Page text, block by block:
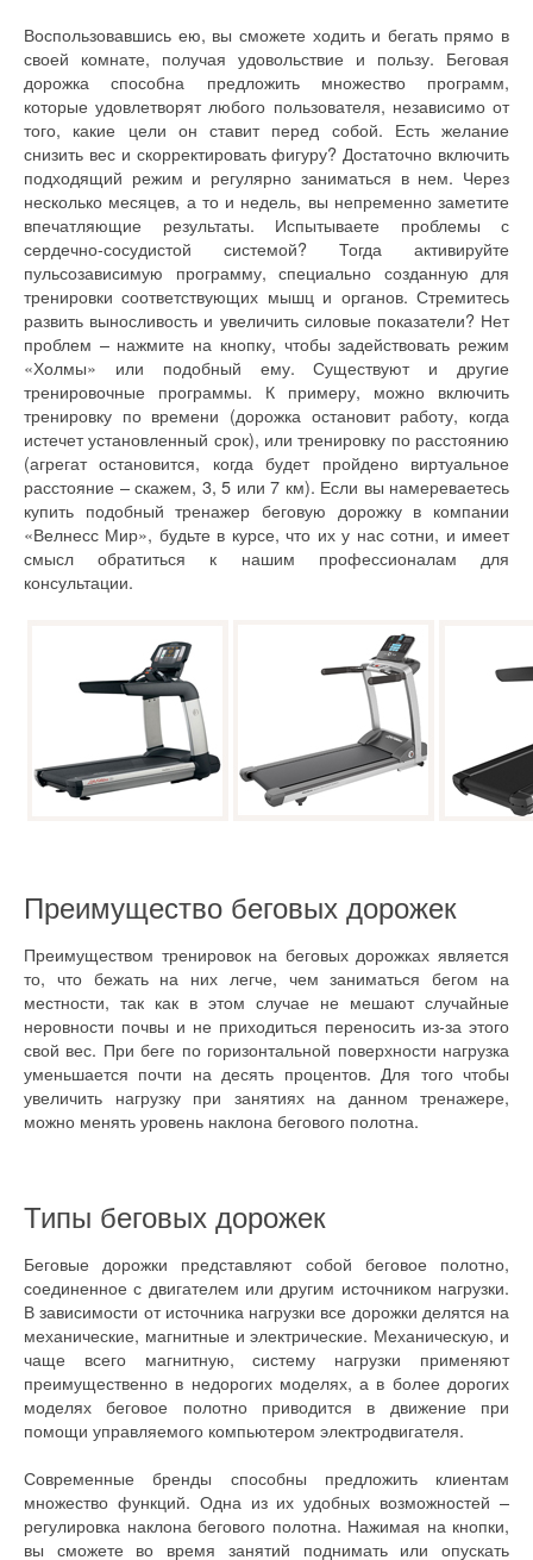
Воспользовавшись ею, вы сможете ходить и бегать прямо в
своей комнате, получая удовольствие и пользу. Беговая
дорожка способна предложить множество программ,
которые удовлетворят любого пользователя, независимо от
того, какие цели он ставит перед собой. Есть желание
снизить вес и скорректировать фигуру? Достаточно включить
подходящий режим и регулярно заниматься в нем. Через
несколько месяцев, а то и недель, вы непременно заметите
впечатляющие результаты. Испытываете проблемы с
сердечно-сосудистой системой? Тогда активируйте
пульсозависимую программу, специально созданную для
тренировки соответствующих мышц и органов. Стремитесь
развить выносливость и увеличить силовые показатели? Нет
проблем – нажмите на кнопку, чтобы задействовать режим
«Холмы» или подобный ему. Существуют и другие
тренировочные программы. К примеру, можно включить
тренировку по времени (дорожка остановит работу, когда
истечет установленный срок), или тренировку по расстоянию
(агрегат остановится, когда будет пройдено виртуальное
расстояние – скажем, 3, 5 или 7 км). Если вы намереваетесь
купить подобный тренажер беговую дорожку в компании
«Велнесс Мир», будьте в курсе, что их у нас сотни, и имеет
смысл обратиться к нашим профессионалам для
консультации.
Преимущество беговых дорожек
Преимуществом тренировок на беговых дорожках является
то, что бежать на них легче, чем заниматься бегом на
местности, так как в этом случае не мешают случайные
неровности почвы и не приходиться переносить из-за этого
свой вес. При беге по горизонтальной поверхности нагрузка
уменьшается почти на десять процентов. Для того чтобы
увеличить нагрузку при занятиях на данном тренажере,
можно менять уровень наклона бегового полотна.
Типы беговых дорожек
Беговые дорожки представляют собой беговое полотно,
соединенное с двигателем или другим источником нагрузки.
В зависимости от источника нагрузки все дорожки делятся на
механические, магнитные и электрические. Механическую, и
чаще всего магнитную, систему нагрузки применяют
преимущественно в недорогих моделях, а в более дорогих
моделях беговое полотно приводится в движение при
помощи управляемого компьютером электродвигателя.
Современные бренды способны предложить клиентам
множество функций. Одна из их удобных возможностей –
регулировка наклона бегового полотна. Нажимая на кнопки,
вы сможете во время занятий поднимать или опускать